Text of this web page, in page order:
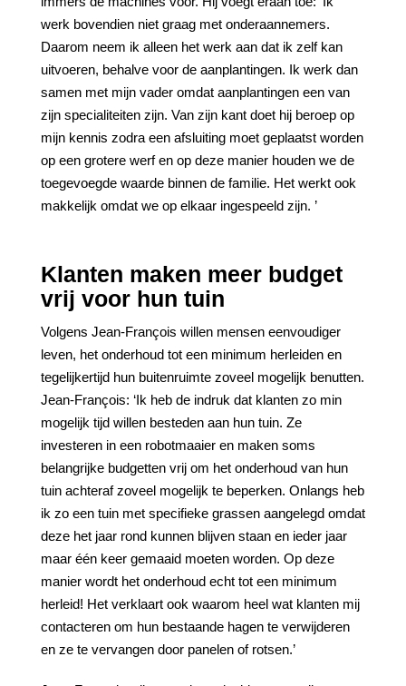
werk bovendien niet graag met onderaannemers.
Daarom neem ik alleen het werk aan dat ik zelf kan
uitvoeren, behalve voor de aanplantingen. Ik werk dan
samen met mijn vader omdat aanplantingen een van
zijn specialiteiten zijn. Van zijn kant doet hij beroep op
mijn kennis zodra een afsluiting moet geplaatst worden
op een grotere werf en op deze manier houden we de
toegevoegde waarde binnen de familie. Het werkt ook
makkelijk omdat we op elkaar ingespeeld zijn. ’
Klanten maken meer budget
vrij voor hun tuin
Volgens Jean-François willen mensen eenvoudiger
leven, het onderhoud tot een minimum herleiden en
tegelijkertijd hun buitenruimte zoveel mogelijk benutten.
Jean-François: ‘Ik heb de indruk dat klanten zo min
mogelijk tijd willen besteden aan hun tuin. Ze
investeren in een robotmaaier en maken soms
belangrijke budgetten vrij om het onderhoud van hun
tuin achteraf zoveel mogelijk te beperken. Onlangs heb
ik zo een tuin met specifieke grassen aangelegd omdat
deze het jaar rond kunnen blijven staan en ieder jaar
maar één keer gemaaid moeten worden. Op deze
manier wordt het onderhoud echt tot een minimum
herleid! Het verklaart ook waarom heel wat klanten mij
contacteren om hun bestaande hagen te verwijderen
en ze te vervangen door panelen of rotsen.’